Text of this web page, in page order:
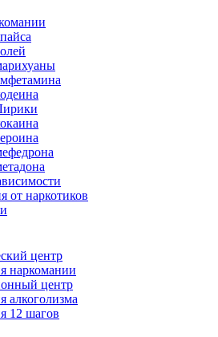
от наркотиков
центр
наркомании
центр
алкоголизма
12 шагов